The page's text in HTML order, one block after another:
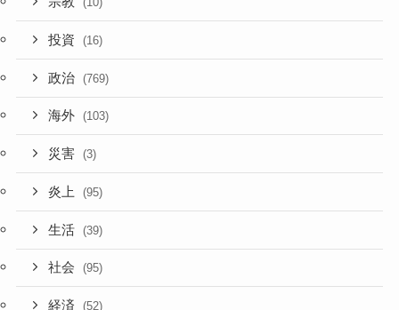
投資 (16)
政治 (769)
海外 (103)
災害 (3)
炎上 (95)
生活 (39)
社会 (95)
経済 (52)